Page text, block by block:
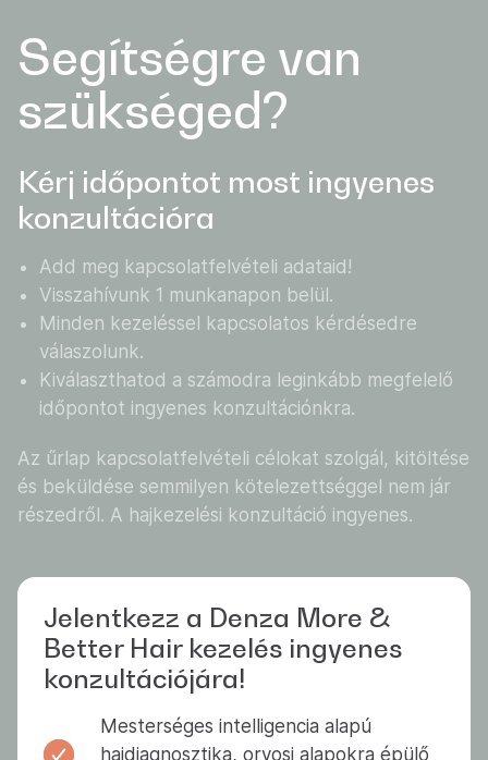
Segítségre van
szükséged?
Kérj időpontot most ingyenes
konzultációra
Add meg kapcsolatfelvételi adataid!
Visszahívunk 1 munkanapon belül.
Minden kezeléssel kapcsolatos kérdésedre
válaszolunk.
Kiválaszthatod a számodra leginkább megfelelő
időpontot ingyenes konzultációnkra.
Az űrlap kapcsolatfelvételi célokat szolgál, kitöltése
és beküldése semmilyen kötelezettséggel nem jár
részedről. A hajkezelési konzultáció ingyenes.
Jelentkezz a Denza More &
Better Hair kezelés ingyenes
konzultációjára!
Mesterséges intelligencia alapú
hajdiagnosztika, orvosi alapokra épülő